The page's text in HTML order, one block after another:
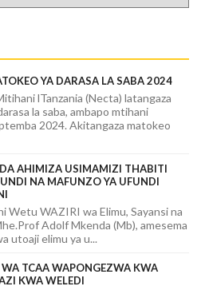
YA DARASA LA SABA 2024
lTanzania (Necta) latangaza
la saba, ambapo mtihani
2024. Akitangaza matokeo
AHIMIZA USIMAMIZI THABITI
NA MAFUNZO YA UFUNDI
Wetu WAZIRI wa Elimu, Sayansi na
Adolf Mkenda (Mb), amesema
utoaji elimu ya u...
TCAA WAPONGEZWA KWA
KWA WELEDI